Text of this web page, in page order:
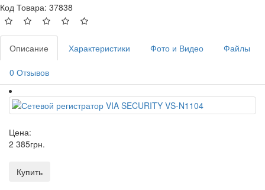
Код Товара: 37838
Описание Характеристики Фото и Видео Файлы
0 Отзывов
Цена:
2 385грн.
Купить